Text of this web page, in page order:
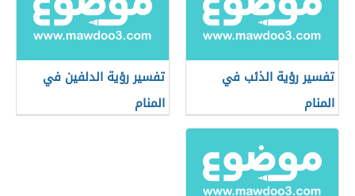
تفسير رؤية الذئب في
المنام
تفسير رؤية الدلفين في
المنام